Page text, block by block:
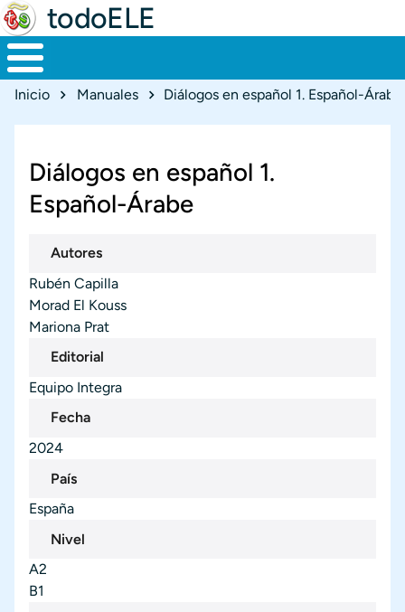
todoELE
Ruta de navegación
Inicio Manuales Diálogos en español 1. Español-Árabe
Diálogos en español 1.
Español-Árabe
Autores
Rubén Capilla
Morad El Kouss
Mariona Prat
Editorial
Equipo Integra
Fecha
2024
País
España
Nivel
A2
B1